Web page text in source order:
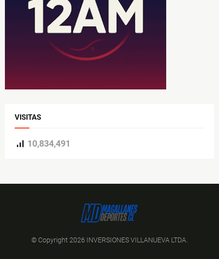
VISITAS
10,834,491
© Copyright 2026 INVERSIONES VILLANUEVA LTDA.